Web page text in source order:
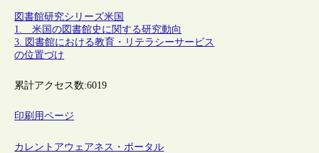
図書館研究シリーズ米国
1. 米国の図書館史に関する研究動向
3. 図書館における教育・リテラシーサービス
の位置づけ
累計アクセス数:6019
印刷用ページ
カレントアウェアネス・ポータル